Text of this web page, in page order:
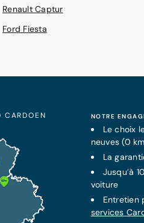
Renault Captur
Ford Fiesta
NOTRE
Le choix
neuves (0
La
Jusqu’à
voiture
Entretien
services
CARDOEN